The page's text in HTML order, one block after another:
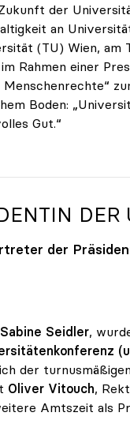
der
an
(TU) Wien, am
im Rahmen einer
Boden:
Gut.“
DER
der
Sabine Seidler,
der
Oliver Vitouch,
Amtszeit als